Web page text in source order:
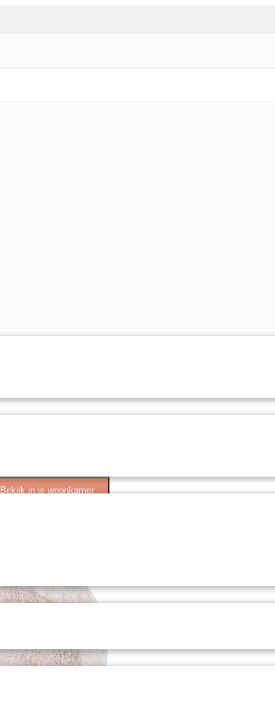
Bekijk in je woonkamer